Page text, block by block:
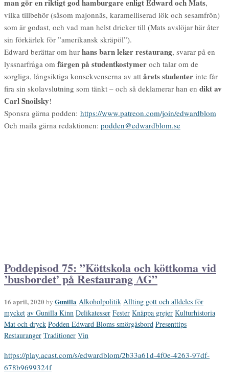
man gör en riktigt god hamburgare enligt Edward och Mats,
vilka tillbehör (såsom majonnäs, karamelliserad lök och sesamfrön)
som är godast, och vad man helst dricker till (Mats avslöjar här åter
sin förkärlek för ”amerikansk skräpöl”).
Edward berättar om hur hans barn leker restaurang, svarar på en
lyssnarfråga om färgen på studentkostymer och talar om de
sorgliga, långsiktiga konsekvenserna av att årets studenter inte får
fira sin skolavslutning som tänkt – och så deklamerar han en dikt av
Carl Snoilsky!
Sponsra gärna podden: https://www.patreon.com/join/edwardblom
Och maila gärna redaktionen: podden@edwardblom.se
Poddepisod 75: ”Köttskola och köttkoma vid
’busbordet’ på Restaurang AG”
16 april, 2020 by Gunilla Alkoholpolitik Allting gott och alldeles för
mycket av Gunilla Kinn Delikatesser Fester Knäppa grejer Kulturhistoria
Mat och dryck Podden Edward Bloms smörgåsbord Presenttips
Restauranger Traditioner Vin
https://play.acast.com/s/edwardblom/2b33a61d-4f0e-4263-97df-
678b9699324f